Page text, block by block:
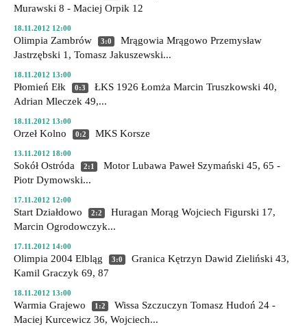
Murawski 8 - Maciej Orpik 12
18.11.2012 12:00
Olimpia Zambrów 3:0 Mrągowia Mrągowo Przemysław
Jastrzębski 1, Tomasz Jakuszewski...
18.11.2012 13:00
Płomień Ełk 0:3 ŁKS 1926 Łomża Marcin Truszkowski 40,
Adrian Mleczek 49,...
18.11.2012 13:00
Orzeł Kolno 0:2 MKS Korsze
13.11.2012 18:00
Sokół Ostróda 2:1 Motor Lubawa Paweł Szymański 45, 65 -
Piotr Dymowski...
17.11.2012 12:00
Start Działdowo 2:2 Huragan Morąg Wojciech Figurski 17,
Marcin Ogrodowczyk...
17.11.2012 14:00
Olimpia 2004 Elbląg 3:0 Granica Kętrzyn Dawid Zieliński 43,
Kamil Graczyk 69, 87
18.11.2012 13:00
Warmia Grajewo 1:2 Wissa Szczuczyn Tomasz Hudoń 24 -
Maciej Kurcewicz 36, Wojciech...